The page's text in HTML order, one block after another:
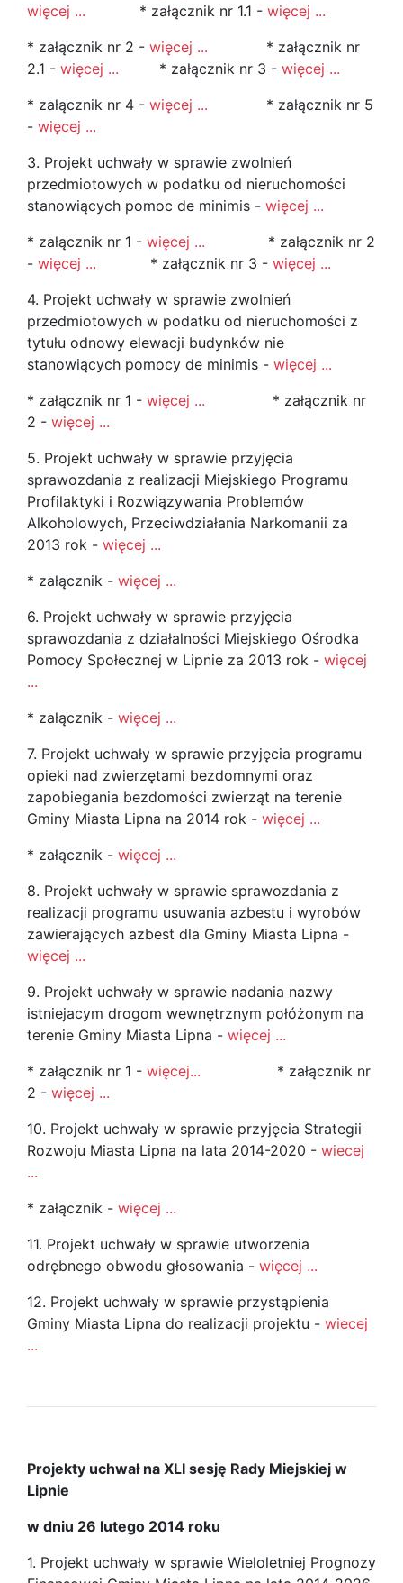
więcej ... * załącznik nr 1.1 - więcej ...
* załącznik nr 2 - więcej ... * załącznik nr
2.1 - więcej ... * załącznik nr 3 - więcej ...
* załącznik nr 4 - więcej ... * załącznik nr 5
- więcej ...
3. Projekt uchwały w sprawie zwolnień
przedmiotowych w podatku od nieruchomości
stanowiących pomoc de minimis - więcej ...
* załącznik nr 1 - więcej ... * załącznik nr 2
- więcej ... * załącznik nr 3 - więcej ...
4. Projekt uchwały w sprawie zwolnień
przedmiotowych w podatku od nieruchomości z
tytułu odnowy elewacji budynków nie
stanowiących pomocy de minimis - więcej ...
* załącznik nr 1 - więcej ... * załącznik nr
2 - więcej ...
5. Projekt uchwały w sprawie przyjęcia
sprawozdania z realizacji Miejskiego Programu
Profilaktyki i Rozwiązywania Problemów
Alkoholowych, Przeciwdziałania Narkomanii za
2013 rok - więcej ...
* załącznik - więcej ...
6. Projekt uchwały w sprawie przyjęcia
sprawozdania z działalności Miejskiego Ośrodka
Pomocy Społecznej w Lipnie za 2013 rok - więcej
...
* załącznik - więcej ...
7. Projekt uchwały w sprawie przyjęcia programu
opieki nad zwierzętami bezdomnymi oraz
zapobiegania bezdomości zwierząt na terenie
Gminy Miasta Lipna na 2014 rok - więcej ...
* załącznik - więcej ...
8. Projekt uchwały w sprawie sprawozdania z
realizacji programu usuwania azbestu i wyrobów
zawierających azbest dla Gminy Miasta Lipna -
więcej ...
9. Projekt uchwały w sprawie nadania nazwy
istniejacym drogom wewnętrznym połóżonym na
terenie Gminy Miasta Lipna - więcej ...
* załącznik nr 1 - więcej... * załącznik nr
2 - więcej ...
10. Projekt uchwały w sprawie przyjęcia Strategii
Rozwoju Miasta Lipna na lata 2014-2020 - wiecej
...
* załącznik - więcej ...
11. Projekt uchwały w sprawie utworzenia
odrębnego obwodu głosowania - więcej ...
12. Projekt uchwały w sprawie przystąpienia
Gminy Miasta Lipna do realizacji projektu - wiecej
...
Projekty uchwał na XLI sesję Rady Miejskiej w
Lipnie
w dniu 26 lutego 2014 roku
1. Projekt uchwały w sprawie Wieloletniej Prognozy